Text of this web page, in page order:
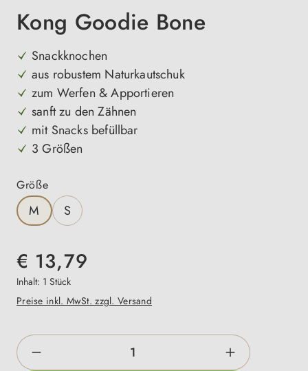
Kong Goodie Bone
Snackknochen
aus robustem Naturkautschuk
zum Werfen & Apportieren
sanft zu den Zähnen
mit Snacks befüllbar
3 Größen
Größeauswählen
M S
€ 13,79
Inhalt: 1 Stück
Preise inkl. MwSt. zzgl. Versand
Produkt Anzahl: Gib den gewünschten